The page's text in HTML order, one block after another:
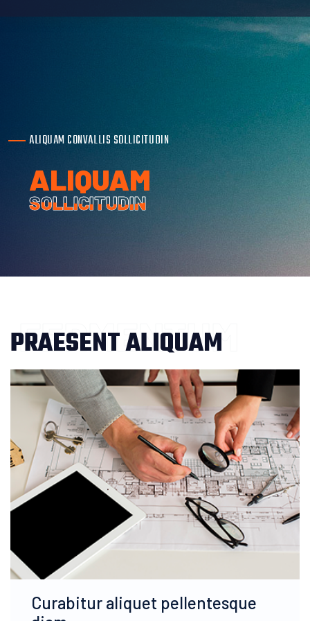
ALIQUAM CONVALLIS SOLLICITUDIN
ALIQUAM
SOLLICITUDIN
SOLLICITUDIN
PRAESENT ALIQUAM
FERMENTUM
Curabitur aliquet pellentesque